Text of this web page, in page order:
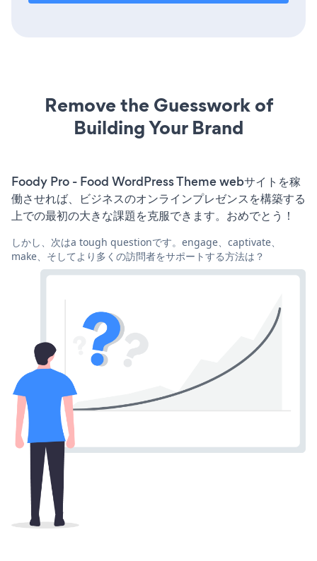
Remove the Guesswork of
Building Your Brand
Foody Pro - Food WordPress Theme webサイトを稼
働させれば、ビジネスのオンラインプレゼンスを構築する
上での最初の大きな課題を克服できます。おめでとう！
しかし、次はa tough questionです。engage、captivate、
make、そしてより多くの訪問者をサポートする方法は？